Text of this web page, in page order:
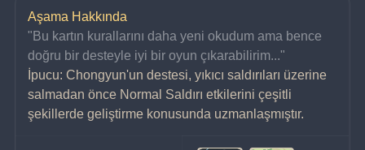
Aşama Hakkında
"Bu kartın kurallarını daha yeni okudum ama bence
doğru bir desteyle iyi bir oyun çıkarabilirim..."
İpucu: Chongyun'un destesi, yıkıcı saldırıları üzerine
salmadan önce Normal Saldırı etkilerini çeşitli
şekillerde geliştirme konusunda uzmanlaşmıştır.